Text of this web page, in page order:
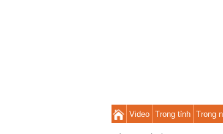
Video Trong tỉnh Trong